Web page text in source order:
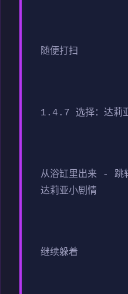
随便打扫
1.4.7 选择：达莉
从浴缸里出来 - 跳
达莉亚小剧情
继续躲着